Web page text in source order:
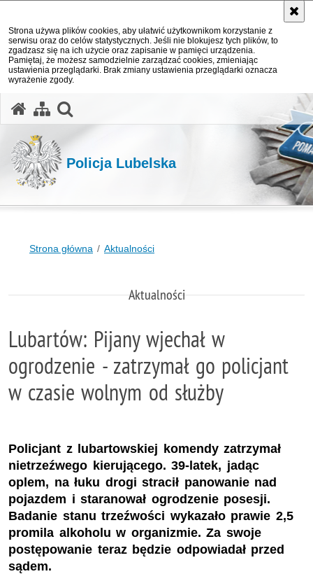
Strona używa plików cookies, aby ułatwić użytkownikom korzystanie z
serwisu oraz do celów statystycznych. Jeśli nie blokujesz tych plików, to
zgadzasz się na ich użycie oraz zapisanie w pamięci urządzenia.
Pamiętaj, że możesz samodzielnie zarządzać cookies, zmieniając
ustawienia przeglądarki. Brak zmiany ustawienia przeglądarki oznacza
wyrażenie zgody.
Policja Lubelska
Strona główna Aktualności
Aktualności
Lubartów: Pijany wjechał w
ogrodzenie - zatrzymał go policjant
w czasie wolnym od służby
Policjant z lubartowskiej komendy zatrzymał
nietrzeźwego kierującego. 39-latek, jadąc
oplem, na łuku drogi stracił panowanie nad
pojazdem i staranował ogrodzenie posesji.
Badanie stanu trzeźwości wykazało prawie 2,5
promila alkoholu w organizmie. Za swoje
postępowanie teraz będzie odpowiadał przed
sądem.